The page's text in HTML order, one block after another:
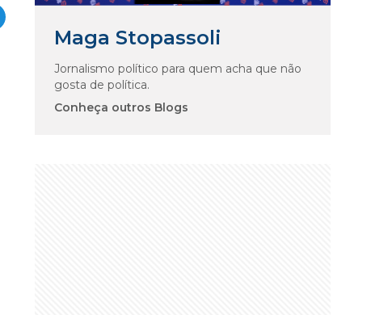
Maga Stopassoli
Jornalismo político para quem acha que não
gosta de política.
Conheça outros Blogs